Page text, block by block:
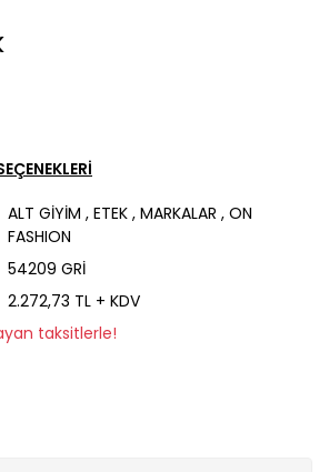
ALT GİYİM ,ETEK ,MARKALAR ,ON
FASHION
54209 GRİ
2.272,73 TL + KDV
taksitlerle!